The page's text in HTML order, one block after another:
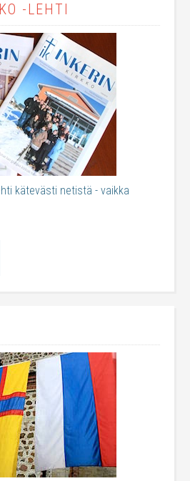
-LEHTI
kätevästi netistä - vaikka